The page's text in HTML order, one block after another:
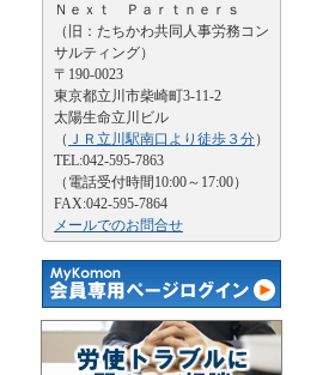
Ｎｅｘｔ Ｐａｒｔｎｅｒｓ
（旧：たちかわ共同人事労務コン
サルティング）
〒190-0023
東京都立川市柴崎町3-11-2
太陽生命立川ビル
（ ＪＲ立川駅南口より徒歩３分）
TEL:042-595-7863
（電話受付時間10:00～17:00）
FAX:042-595-7864
メールでのお問合せ